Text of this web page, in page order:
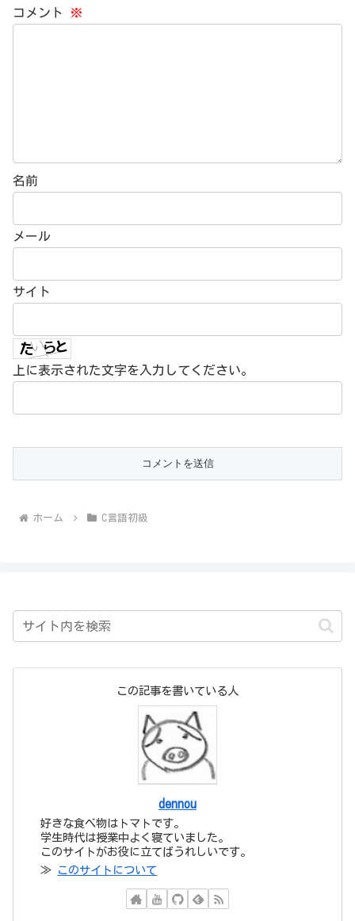
コメント
※
名前
メール
サイト
上に表示された文字を入力してください。
ホーム C言語初級
この記事を書いている人
dennou
好きな食べ物はトマトです。
学生時代は授業中よく寝ていました。
このサイトがお役に立てばうれしいです。
≫ このサイトについて